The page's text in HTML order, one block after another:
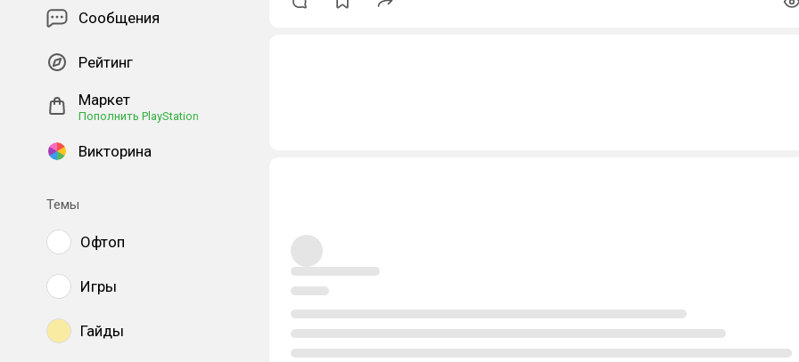
Сообщения
Рейтинг
Маркет
Пополнить PlayStation
Викторина
Темы
Офтоп
Игры
Гайды